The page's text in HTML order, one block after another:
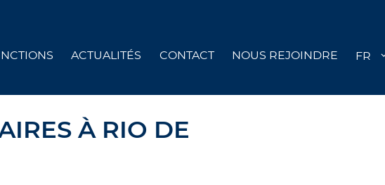
ACTUALITÉS CONTACT NOUS REJOINDRE
À RIO DE